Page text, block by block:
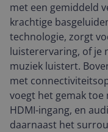
met een gemiddeld
krachtige
technologie, zorgt
luisterervaring, of je
muziek luistert.
met
voegt het gemak toe
HDMI-ingang, en
daarnaast het